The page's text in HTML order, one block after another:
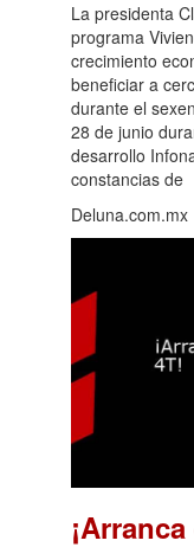
La presidenta
programa
crecimiento
beneficiar a
durante el
28 de junio
desarrollo
constancias de
Deluna.com.mx